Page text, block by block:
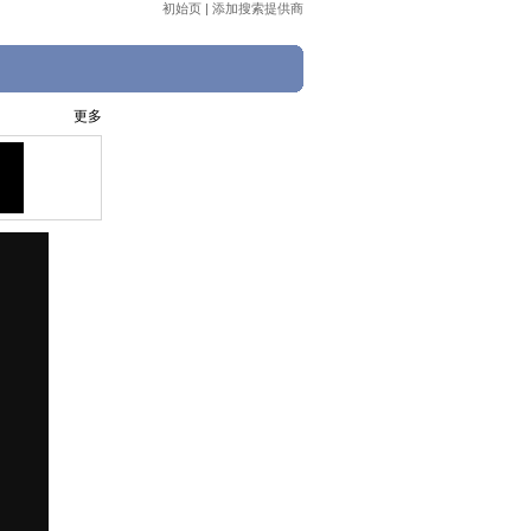
初始页 | 添加搜索提供商
更多